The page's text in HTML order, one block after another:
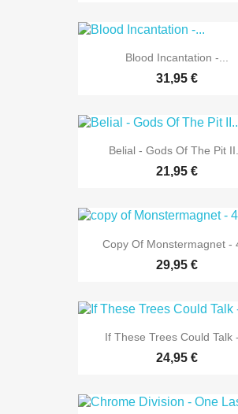
Blood Incantation -...
31,95 €
Belial - Gods Of The Pit
21,95 €
Copy Of Monstermagnet -
29,95 €
If These Trees Could Talk -
24,95 €